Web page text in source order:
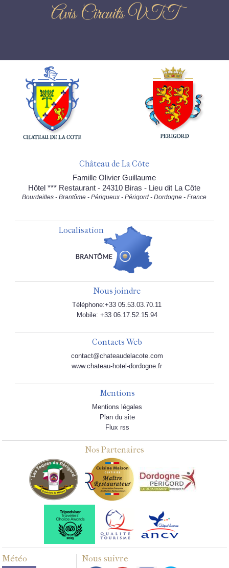
Avis Circuits VTT
Château de La Côte
Famille Olivier Guillaume
Hôtel *** Restaurant - 24310 Biras - Lieu dit La Côte
Bourdeilles - Brantôme - Périgueux - Périgord - Dordogne - France
Localisation
Nous joindre
Téléphone:+33 05.53.03.70.11
Mobile: +33 06.17.52.15.94
Contacts Web
contact@chateaudelacote.com
www.chateau-hotel-dordogne.fr
Mentions
Mentions légales
Plan du site
Flux rss
Nos Partenaires
Météo Nous suivre